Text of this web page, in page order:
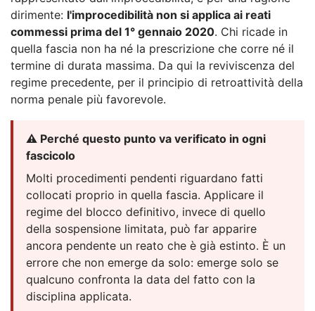
dirimente: l'improcedibilità non si applica ai reati
commessi prima del 1° gennaio 2020. Chi ricade in
quella fascia non ha né la prescrizione che corre né il
termine di durata massima. Da qui la reviviscenza del
regime precedente, per il principio di retroattività della
norma penale più favorevole.
⚠️ Perché questo punto va verificato in ogni
fascicolo
Molti procedimenti pendenti riguardano fatti
collocati proprio in quella fascia. Applicare il
regime del blocco definitivo, invece di quello
della sospensione limitata, può far apparire
ancora pendente un reato che è già estinto. È un
errore che non emerge da solo: emerge solo se
qualcuno confronta la data del fatto con la
disciplina applicata.